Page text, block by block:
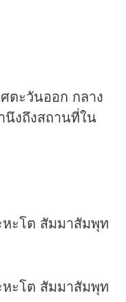
ตะวันออก กลาง
นึงถึงสถานที่ใน
ะโต สัมมาสัมพุท
ะโต สัมมาสัมพุท